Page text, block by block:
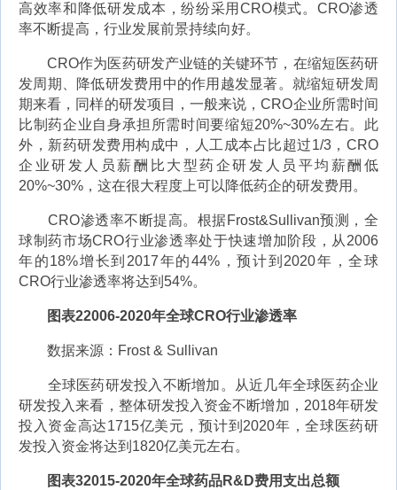
高效率和降低研发成本，纷纷采用CRO模式。CRO渗透
率不断提高，行业发展前景持续向好。
CRO作为医药研发产业链的关键环节，在缩短医药研
发周期、降低研发费用中的作用越发显著。就缩短研发周
期来看，同样的研发项目，一般来说，CRO企业所需时间
比制药企业自身承担所需时间要缩短20%~30%左右。此
外，新药研发费用构成中，人工成本占比超过1/3，CRO
企业研发人员薪酬比大型药企研发人员平均薪酬低
20%~30%，这在很大程度上可以降低药企的研发费用。
CRO渗透率不断提高。根据Frost&Sullivan预测，全
球制药市场CRO行业渗透率处于快速增加阶段，从2006
年的18%增长到2017年的44%，预计到2020年，全球
CRO行业渗透率将达到54%。
图表22006-2020年全球CRO行业渗透率
数据来源：Frost & Sullivan
全球医药研发投入不断增加。从近几年全球医药企业
研发投入来看，整体研发投入资金不断增加，2018年研发
投入资金高达1715亿美元，预计到2020年，全球医药研
发投入资金将达到1820亿美元左右。
图表32015-2020年全球药品R&D费用支出总额